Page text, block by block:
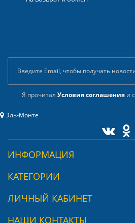
Я прочитал Условия соглашенияи
Эль-Монте
ИНФОРМАЦИЯ
КАТЕГОРИИ
ЛИЧНЫЙ КАБИНЕТ
НАШИ КОНТАКТЫ